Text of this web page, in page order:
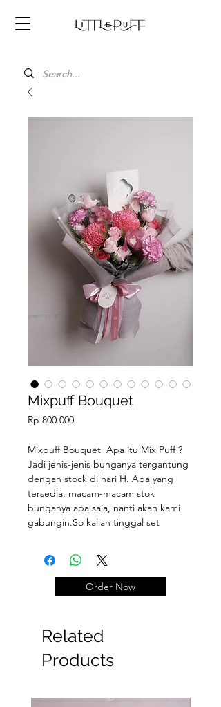
Mixpuff Bouquet
Rp 800.000Price
Mixpuff Bouquet  Apa itu Mix Puff ?
Jadi jenis-jenis bunganya tergantung
dengan stock di hari H. Apa yang
tersedia, macam-macam stok
bunganya apa saja, nanti akan kami
gabungin.So kalian tinggal set
nuansa warna bunganya.
Order Now
Related
Products